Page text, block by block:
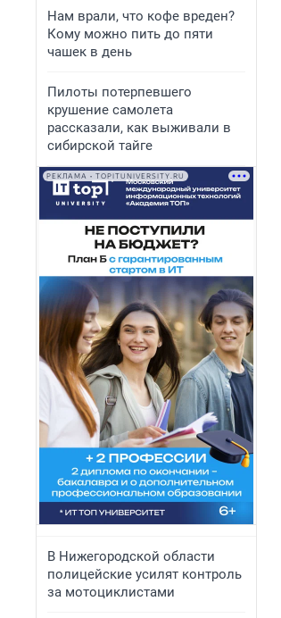
Нам врали, что кофе вреден?
Кому можно пить до пяти
чашек в день
Пилоты потерпевшего
крушение самолета
рассказали, как выживали в
сибирской тайге
РЕКЛАМА • TOPITUNIVERSITY.RU
В Нижегородской области
полицейские усилят контроль
за мотоциклистами